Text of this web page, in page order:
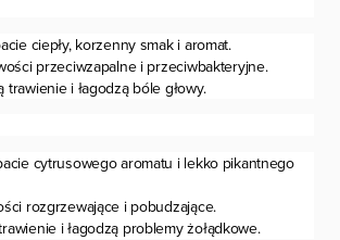
ciepły, korzenny smak i aromat.
przeciwzapalne i przeciwbakteryjne.
trawienie i łagodzą bóle głowy.
cytrusowego aromatu i lekko pikantnego
rozgrzewające i pobudzające.
i łagodzą problemy żołądkowe.